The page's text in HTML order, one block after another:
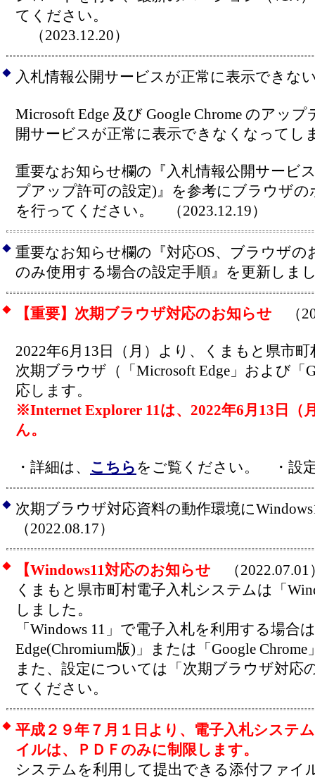
てください。
（2023.12.20）
◆ 入札情報公開サービスが正常に表示できな
Microsoft Edge 及び Google Chrome のアッ
開サービスが正常に表示できなくなってし
重要なお知らせ欄の『入札情報公開サービ
プアップ許可の設定)』を参考にブラウザ
を行ってください。 （2023.12.19）
◆ 重要なお知らせ欄の『対応OS、ブラウザの
のみ使用する場合の設定手順』を更新しま
◆ 【重要】次期ブラウザ対応のお知らせ （
2022年6月13日（月）より、くまもと県市
次期ブラウザ（「Microsoft Edge」および「
応します。
※Internet Explorer 11は、2022年6月13日（
ん。
・詳細は、 こちら をご覧ください。 ・設
◆ 次期ブラウザ対応資料の動作環境に
（2022.08.17）
◆ 【Windows11対応のお知らせ （2022.07.01
くまもと県市町村電子入札システムは「
しました。
「Windows 11」で電子入札を利用する場合
Edge(Chromium版)」または「Google
また、設定については「次期ブラウザ対応
てください。
◆ 平成２９年７月１日より、電子入札システ
イルは、ＰＤＦのみに制限します。
システムを利用して提出できる添付ファイ